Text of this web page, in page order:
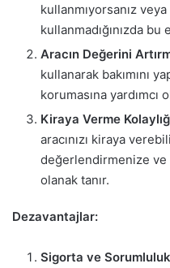
kullanmıyorsanız
kullanmadığınızda
Aracın Değerini
kullanarak bakımını
korumasına yardımcı
Kiraya Verme
aracınızı kiraya
değerlendirmenize ve
olanak tanır.
Dezavantajlar:
Sigorta ve